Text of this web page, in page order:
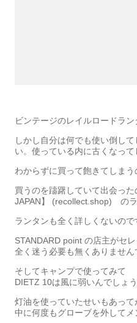
ビンテージのレイルロードラ
しかし自分は何でも使い倒し
い。使っている内に古くなって
わからずに買って飽きてしま
買うのを躊躇していて出会っ
JAPAN】 (recollect.shop) のラ
ランタンも全く詳しくないので
STANDARD point の店主がセ
全く迷う必要も無くありません
そしてキャンプで使ってみて
DIETZ 10は風に弱いんでしょ
灯油を使っていたせいもあっ
中に何度もグローブを外してメ